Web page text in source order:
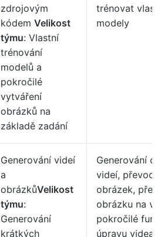
zdrojovým
kódem Velikost
týmu: Vlastní
trénování
modelů a
pokročilé
vytváření
obrázků na
základě zadání
trénovat
modely
Generování videí
a
obrázkůVelikost
týmu:
Generování
krátkých
Generování
videí, převod
obrázek,
obrázku na
pokročilé
úpravu videa.